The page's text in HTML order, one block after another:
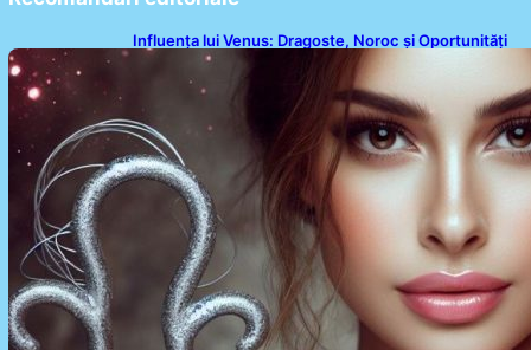
Influența lui Venus: Dragoste, Noroc și Oportunități
pentru Tauri și Balanțe în Weekendul 8-9 August